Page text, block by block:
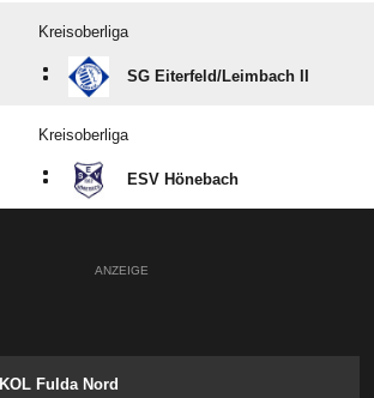
Kreisoberliga
: SG Eiterfeld/​Leimbach II
Kreisoberliga
: ESV Hönebach
ANZEIGE
KOL Fulda Nord